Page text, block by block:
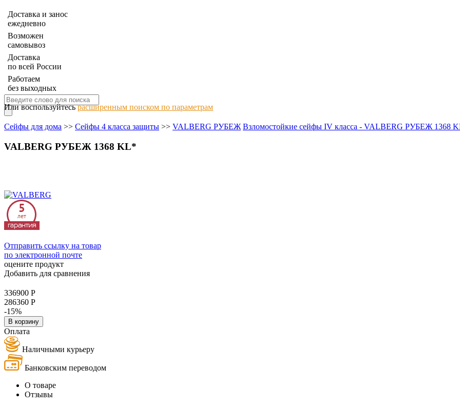
Доставка и занос
ежедневно
Возможен
самовывоз
Доставка
по всей России
Работаем
без выходных
Или воспользуйтесьрасширенным поиском по параметрам
Сейфы для дома >> Сейфы 4 класса защиты >> VALBERG РУБЕЖ Взломостойкие сейфы IV класса - VALBERG РУБЕЖ 1368
VALBERG РУБЕЖ 1368 KL*
Отправить ссылку на товар
по электронной почте
оцените продукт
Добавить для сравнения
336900 Р
286360 Р
-15%
В корзину
Оплата
Наличными курьеру
Банковским переводом
О товаре
Отзывы